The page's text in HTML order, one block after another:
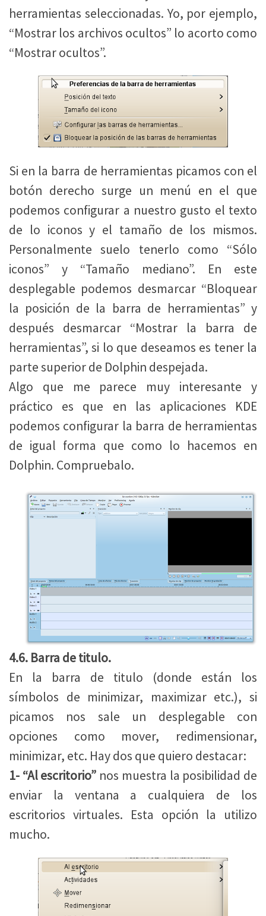
herramientas seleccionadas. Yo, por ejemplo,
“Mostrar los archivos ocultos” lo acorto como
“Mostrar ocultos”.
Si en la barra de herramientas picamos con el
botón derecho surge un menú en el que
podemos configurar a nuestro gusto el texto
de lo iconos y el tamaño de los mismos.
Personalmente suelo tenerlo como “Sólo
iconos” y “Tamaño mediano”. En este
desplegable podemos desmarcar “Bloquear
la posición de la barra de herramientas” y
después desmarcar “Mostrar la barra de
herramientas”, si lo que deseamos es tener la
parte superior de Dolphin despejada.
Algo que me parece muy interesante y
práctico es que en las aplicaciones KDE
podemos configurar la barra de herramientas
de igual forma que como lo hacemos en
Dolphin. Compruebalo.
4.6. Barra de titulo.
En la barra de titulo (donde están los
símbolos de minimizar, maximizar etc.), si
picamos nos sale un desplegable con
opciones como mover, redimensionar,
minimizar, etc. Hay dos que quiero destacar:
1- “Al escritorio” nos muestra la posibilidad de
enviar la ventana a cualquiera de los
escritorios virtuales. Esta opción la utilizo
mucho.